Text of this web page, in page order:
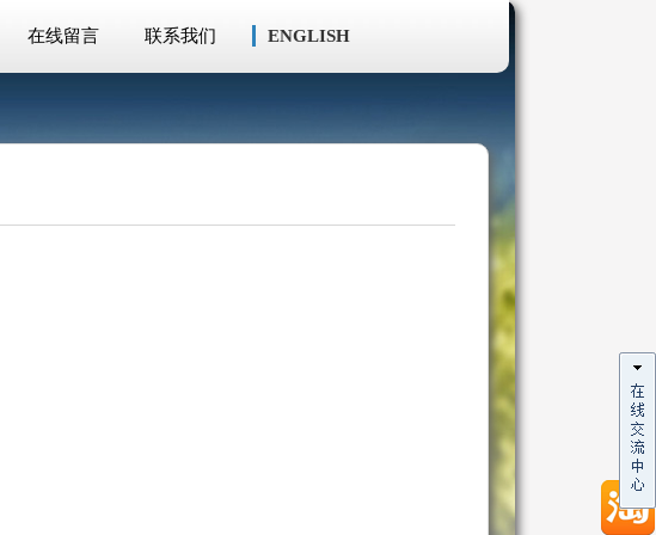
在线留言 联系我们 ENGLISH